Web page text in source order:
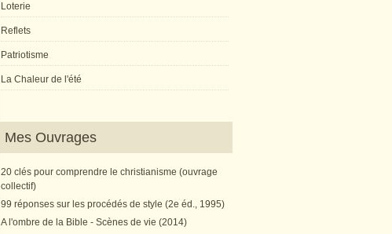
Loterie
Reflets
Patriotisme
La Chaleur de l'été
Mes Ouvrages
20 clés pour comprendre le christianisme (ouvrage
collectif)
99 réponses sur les procédés de style (2e éd., 1995)
A l'ombre de la Bible - Scènes de vie (2014)